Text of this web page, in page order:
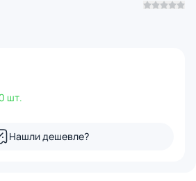
шт.
Нашли дешевле?